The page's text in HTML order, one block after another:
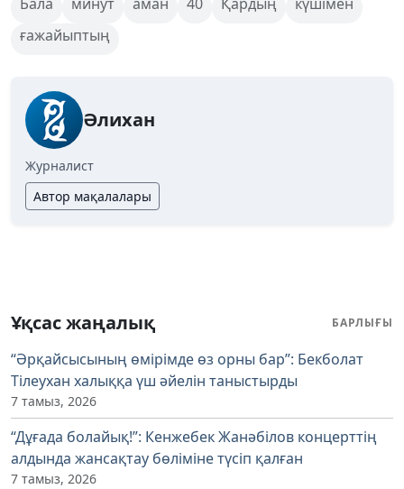
ғажайыптың
Әлихан
Журналист
Автор мақалалары
Ұқсас жаңалық БАРЛЫҒЫ
“Әрқайсысының өмірімде өз орны бар”: Бекболат
Тілеухан халыққа үш әйелін таныстырды
7 тамыз, 2026
“Дұғада болайық!”: Кенжебек Жанәбілов концерттің
алдында жансақтау бөліміне түсіп қалған
7 тамыз, 2026